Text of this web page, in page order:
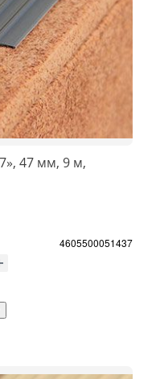
47 мм, 9 м,
4605500051437